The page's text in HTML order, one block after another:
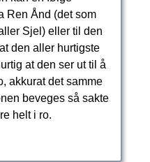
Ren Ånd (det som
Sjel) eller til den
den aller hurtigste
at den ser ut til å
akkurat det samme
beveges så sakte
helt i ro.